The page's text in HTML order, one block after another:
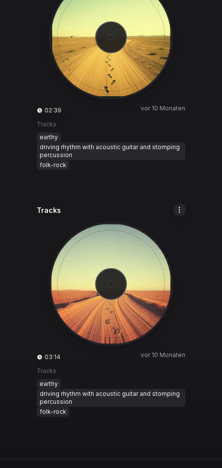
02:39 vor 10 Monaten
Tracks
earthy
driving rhythm with acoustic guitar and stomping
percussion
folk-rock
Tracks
03:14 vor 10 Monaten
Tracks
earthy
driving rhythm with acoustic guitar and stomping
percussion
folk-rock